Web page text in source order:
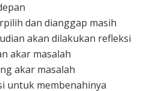
dan dianggap masih
akan dilakukan refleksi
akar masalah
akar masalah
untuk membenahinya